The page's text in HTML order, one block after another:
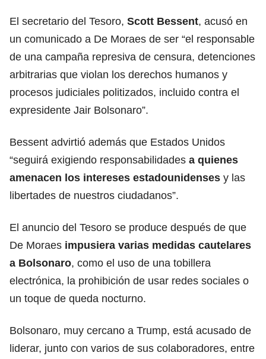
El secretario del Tesoro, Scott Bessent, acusó en
un comunicado a De Moraes de ser “el responsable
de una campaña represiva de censura, detenciones
arbitrarias que violan los derechos humanos y
procesos judiciales politizados, incluido contra el
expresidente Jair Bolsonaro”.
Bessent advirtió además que Estados Unidos
“seguirá exigiendo responsabilidades a quienes
amenacen los intereses estadounidenses y las
libertades de nuestros ciudadanos”.
El anuncio del Tesoro se produce después de que
De Moraes impusiera varias medidas cautelares
a Bolsonaro, como el uso de una tobillera
electrónica, la prohibición de usar redes sociales o
un toque de queda nocturno.
Bolsonaro, muy cercano a Trump, está acusado de
liderar, junto con varios de sus colaboradores, entre